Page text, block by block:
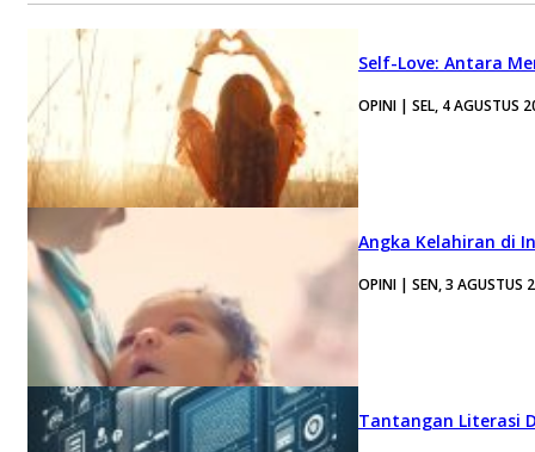
Self-Love: Antara
OPINI | SEL, 4 AGUSTUS
Angka Kelahiran di
OPINI | SEN, 3 AGUSTUS
Tantangan Literasi